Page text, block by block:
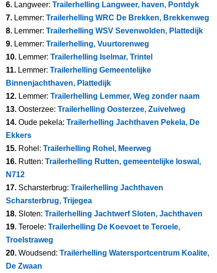
6. Langweer: Trailerhelling Langweer, haven, Pontdyk
7. Lemmer: Trailerhelling WRC De Brekken, Brekkenweg
8. Lemmer: Trailerhelling WSV Sevenwolden, Plattedijk
9. Lemmer: Trailerhelling, Vuurtorenweg
10. Lemmer: Trailerhelling Iselmar, Trintel
11. Lemmer: Trailerhelling Gemeentelijke
Binnenjachthaven, Plattedijk
12. Lemmer: Trailerhelling Lemmer, Weg zonder naam
13. Oosterzee: Trailerhelling Oosterzee, Zuivelweg
14. Oude pekela: Trailerhelling Jachthaven Pekela, De
Ekkers
15. Rohel: Trailerhelling Rohel, Meerweg
16. Rutten: Trailerhelling Rutten, gemeentelijke loswal,
N712
17. Scharsterbrug: Trailerhelling Jachthaven
Scharsterbrug, Trijegea
18. Sloten: Trailerhelling Jachtwerf Sloten, Jachthaven
19. Teroele: Trailerhelling De Koevoet te Teroele,
Troelstraweg
20. Woudsend: Trailerhelling Watersportcentrum Koalite,
De Zwaan